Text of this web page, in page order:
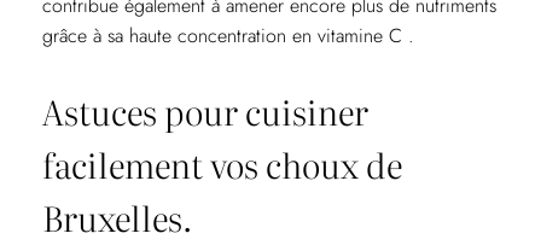
contribue également à amener encore plus de nutriments
grâce à sa haute concentration en vitamine C .
Astuces pour cuisiner
facilement vos choux de
Bruxelles.